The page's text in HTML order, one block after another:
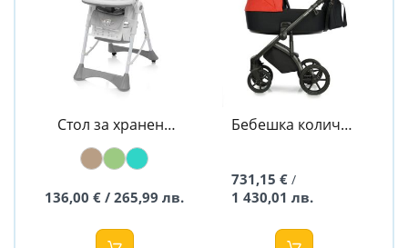
Стол за хранене
PEPE - BABY
DESIGN
136,00 € / 265,99 лв.
Бебешка количка
731,15 € /
1 430,01 лв.